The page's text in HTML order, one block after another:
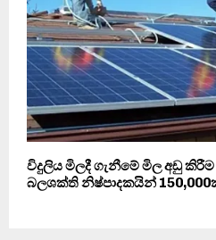
විදුලිය මිලදී ගැනීමේ මිල අඩු
බලශක්ති නිෂ්පාදකයින්